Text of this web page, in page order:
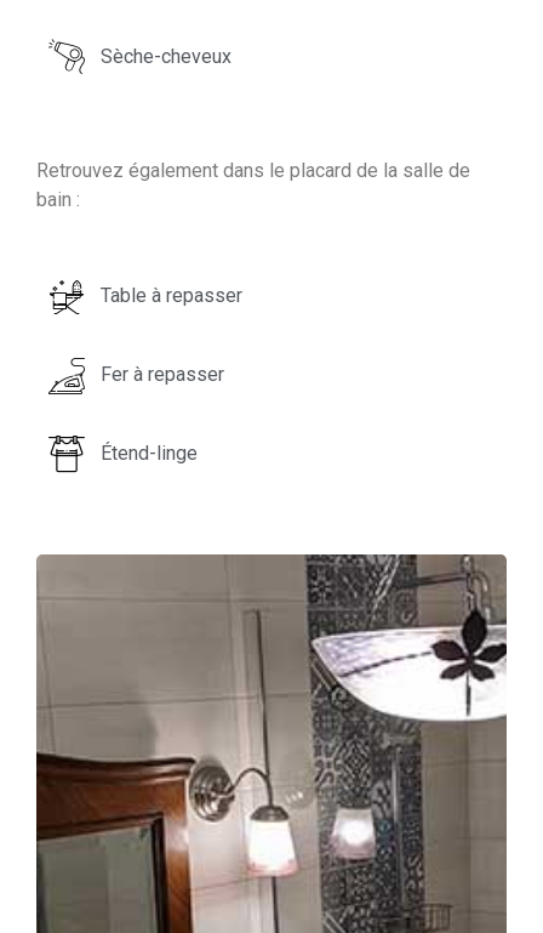
Sèche-cheveux
Retrouvez également dans le placard de la salle de
bain :
Table à repasser
Fer à repasser
Étend-linge